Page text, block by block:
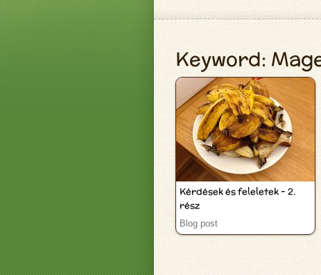
Keyword:
Kérdések és feleletek - 2.
rész
Blog post